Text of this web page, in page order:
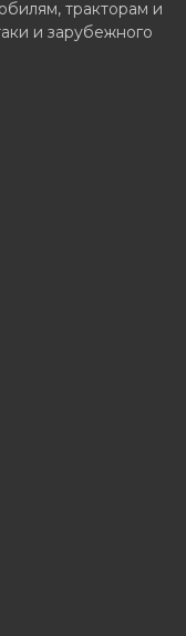
тракторам и
и зарубежного